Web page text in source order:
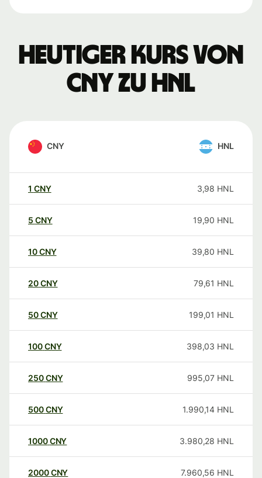
Heutiger Kurs von
CNY zu HNL
CNY HNL
1 CNY 3,98 HNL
5 CNY 19,90 HNL
10CNY 39,80 HNL
20CNY 79,61 HNL
50CNY 199,01 HNL
100CNY 398,03 HNL
250CNY 995,07 HNL
500CNY 1.990,14 HNL
1000CNY 3.980,28 HNL
2000CNY 7.960,56 HNL